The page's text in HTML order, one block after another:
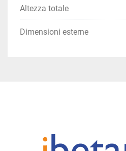
Altezza totale
Dimensioni esterne